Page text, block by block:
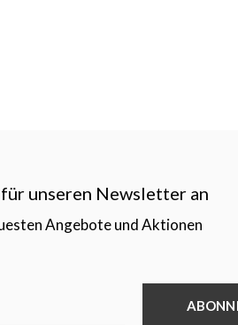
unseren Newsletter an
Angebote und Aktionen